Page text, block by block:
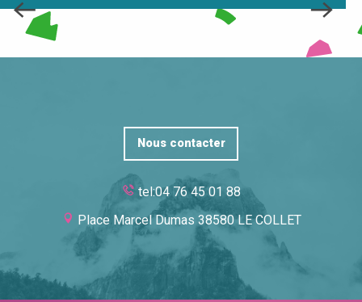
Nous contacter
tel:04 76 45 01 88
Place Marcel Dumas 38580 LE COLLET